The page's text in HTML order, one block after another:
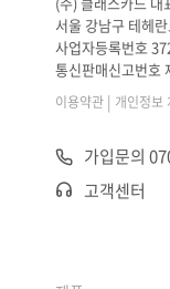
서울 강남구 테헤
사업자등록번호
통신판매신고번호
이용약관 | 개인정보
가입문의
고객센터